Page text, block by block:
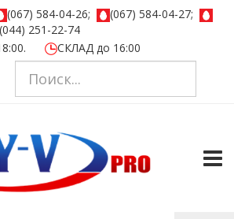
(067) 584-04-26;
(067) 584-04-27;
(044) 251-22-74
СКЛАД до 16:00